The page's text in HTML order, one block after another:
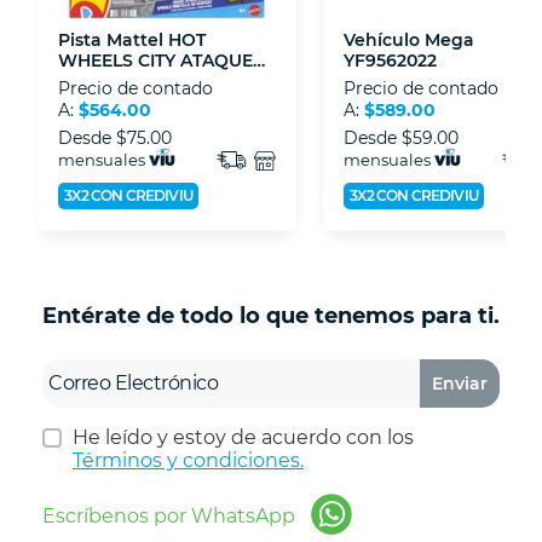
Pista Mattel HOT
WHEELS CITY ATAQUE
DE SERPIENTE JBM63
Precio de contado
A: $564.00
Desde $75.00
mensuales
3X2 CON CREDIVIU
Vehículo Mega
YF9562022
Precio de contado
A: $589.00
Desde $59.00
mensuales
3X2 CON CREDIVIU
Entérate de todo lo que tenemos para ti.
Enviar
He leído y estoy de acuerdo con los
Términos y condiciones.
Escríbenos por WhatsApp